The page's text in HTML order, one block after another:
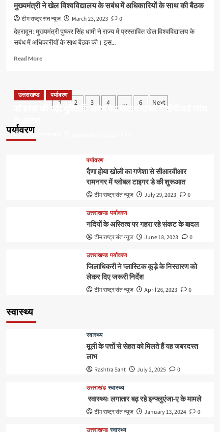
मुख्यमंत्री ने खेल विश्वविद्यालय के सबंध में अधिकारियों के साथ की बैठक
टीम राष्ट्र संत न्यूज March 23, 2023
0
देहरादून: मुख्यमंत्री पुष्कर सिंह धामी ने राज्य में प्रस्तावित खेल विश्वविद्यालय के
सबंध में अधिकारीयों के साथ बैठक की। इस...
Read MoreRead
Posts
1 2 3 4 … 6 Next
पर्यावरण
उत्तराखण्ड पर्यावरण
डॉ हरक की बढ़ी मुश्किलेंः अवैध पेड़ कटान मामले में सीबीआई जांच
के आदेश
टीम राष्ट्र संत न्यूज
पर्यावरण
दैणा होया खोली का गणेशा से सीआरवीआर
रामनगर में ग्लोबल टाइगर डे की शुरूआत
टीम राष्ट्र संत न्यूज July 29, 2023 0
उत्तराखण्ड पर्यावरण
नदियों के अस्तित्व पर गहरा रहे संकट के बादल
टीम राष्ट्र संत न्यूज June 18, 2023 0
उत्तराखण्ड पर्यावरण
जिलाधिकरी ने प्लास्टिक कूड़े के निस्तारण को
लेकर दिए जरूरी निर्देश
टीम राष्ट्र संत न्यूज April 26, 2023 0
स्वास्थ्य
स्वास्थ्य
मूली के पत्तों से सेहत को मिलते हैं यह जबरदस्त
लाभ
Rashtra Sant July 2, 2025 0
उत्तराखंड स्वास्थ्य
स्वास्थ्यः लगातार बढ़ रहे इन्फ्लुएंजा-ए के मामले
टीम राष्ट्र संत न्यूज January 13, 2024 0
उत्तराखण्ड स्वास्थ्य